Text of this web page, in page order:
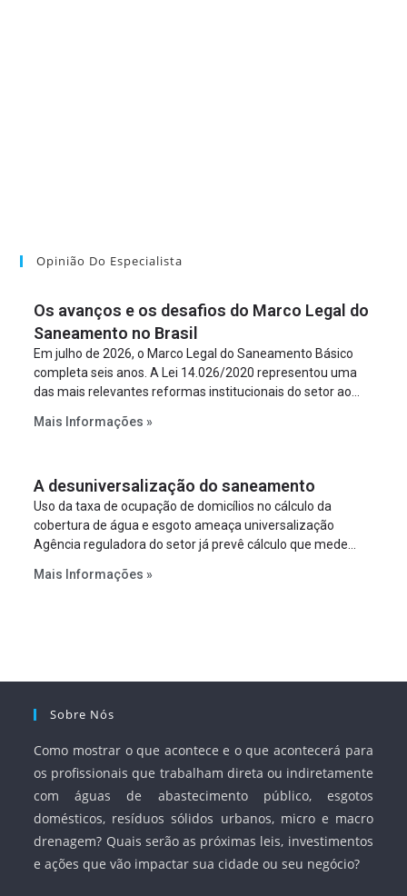
Opinião Do Especialista
Os avanços e os desafios do Marco Legal do
Saneamento no Brasil
Em julho de 2026, o Marco Legal do Saneamento Básico
completa seis anos. A Lei 14.026/2020 representou uma
das mais relevantes reformas institucionais do setor ao
serviços, ampliar a participação da iniciativa privada,
à segurança jurídica dos contratos.
Mais Informações »
A desuniversalização do saneamento
Uso da taxa de ocupação de domicílios no cálculo da
cobertura de água e esgoto ameaça universalização
Agência reguladora do setor já prevê cálculo que mede
Mais Informações »
Sobre Nós
Como mostrar o que acontece e o que acontecerá para
os profissionais que trabalham direta ou indiretamente
com águas de abastecimento público, esgotos
domésticos, resíduos sólidos urbanos, micro e macro
drenagem? Quais serão as próximas leis, investimentos
e ações que vão impactar sua cidade ou seu negócio?